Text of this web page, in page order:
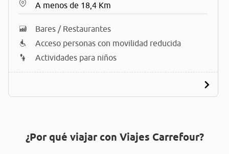
A menos de 18,4 Km
Bares / Restaurantes
Acceso personas con movilidad reducida
Actividades para niños
¿Por qué viajar con Viajes Carrefour?